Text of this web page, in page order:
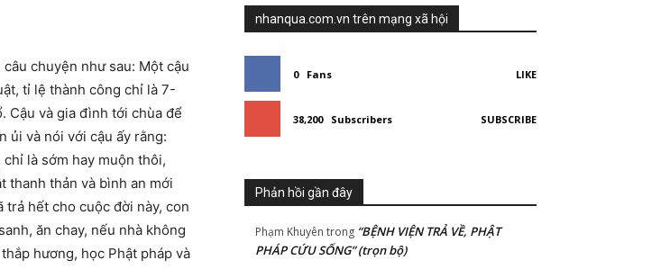
chuyện như sau: Một cậu
tỉ lệ thành công chỉ là 7-
Cậu và gia đình tới chùa để
ủi và nói với cậu ấy rằng:
là sớm hay muộn thôi,
thanh thản và bình an mới
trả hết cho cuộc đời này, con
ăn chay, nếu nhà không
hương, học Phật pháp và
nhanqua.com.vn trên mạng xã hội
0 Fans LIKE
38,200 Subscribers SUBSCRIBE
Phản hồi gần đây
Phạm Khuyên trong “BỆNH VIỆN TRẢ VỀ, PHẬT
PHÁP CỨU SỐNG” (trọn bộ)